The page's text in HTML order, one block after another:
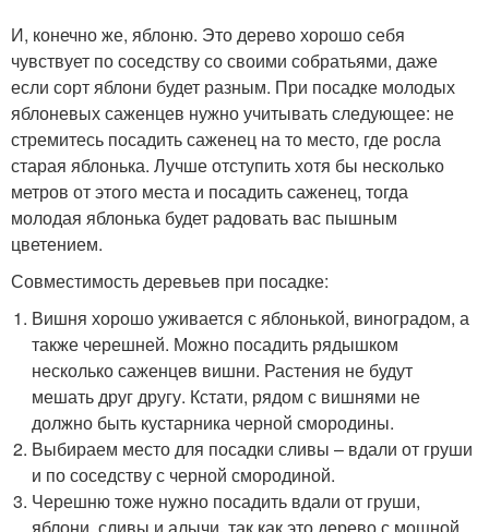
И, конечно же, яблоню. Это дерево хорошо себя
чувствует по соседству со своими собратьями, даже
если сорт яблони будет разным. При посадке молодых
яблоневых саженцев нужно учитывать следующее: не
стремитесь посадить саженец на то место, где росла
старая яблонька. Лучше отступить хотя бы несколько
метров от этого места и посадить саженец, тогда
молодая яблонька будет радовать вас пышным
цветением.
Совместимость деревьев при посадке:
Вишня хорошо уживается с яблонькой, виноградом, а
также черешней. Можно посадить рядышком
несколько саженцев вишни. Растения не будут
мешать друг другу. Кстати, рядом с вишнями не
должно быть кустарника черной смородины.
Выбираем место для посадки сливы – вдали от груши
и по соседству с черной смородиной.
Черешню тоже нужно посадить вдали от груши,